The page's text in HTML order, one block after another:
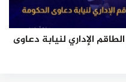
الإداري لنيابة دعاوى